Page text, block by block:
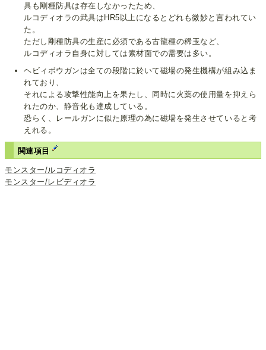
具も剛種防具は存在しなかったため、
ルコディオラの武具はHR5以上になるとどれも微妙と言われてい
た。
ただし剛種防具の生産に必須である古龍種の稀玉など、
ルコディオラ自身に対しては素材面での需要は多い。
ヘビィボウガンは全ての段階に於いて磁場の発生機構が組み込ま
れており、
それによる攻撃性能向上を果たし、同時に火薬の使用量を抑えら
れたのか、静音化も達成している。
恐らく、レールガンに似た原理の為に磁場を発生させていると考
えれる。
関連項目
モンスター/ルコディオラ
モンスター/レビディオラ